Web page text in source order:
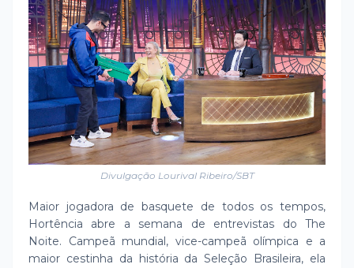
Divulgação Lourival Ribeiro/SBT
Maior jogadora de basquete de todos os tempos,
Hortência abre a semana de entrevistas do The
Noite. Campeã mundial, vice-campeã olímpica e a
maior cestinha da história da Seleção Brasileira, ela